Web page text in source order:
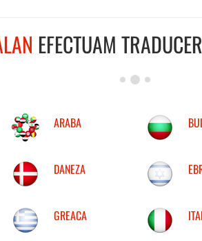
EFECTUAM
ARABA
DANEZA
GREACA